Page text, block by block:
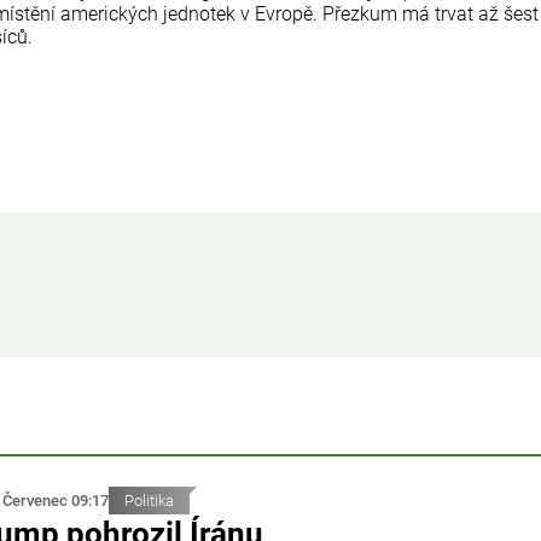
amerických jednotek v Evropě. Přezkum má trvat až šest
09:17 Politika